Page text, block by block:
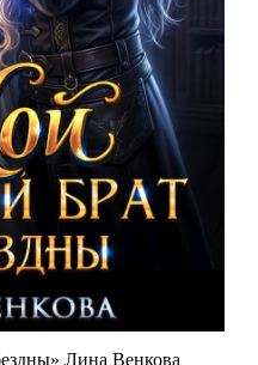
Лина Венкова